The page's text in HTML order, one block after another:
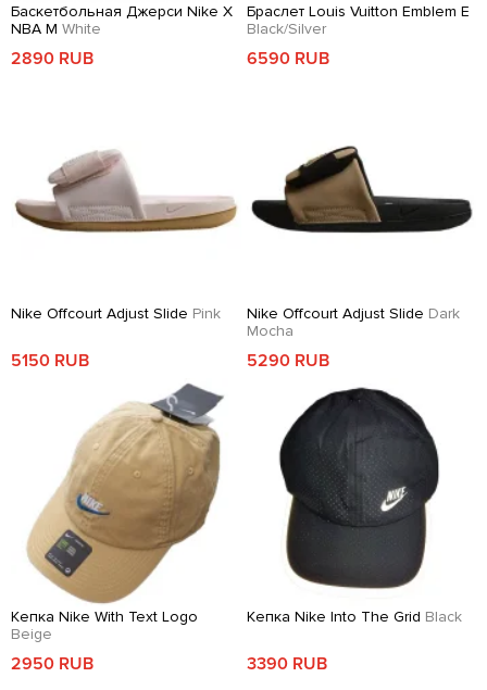
Баскетбольная Джерси Nike X
NBA M White
2890 RUB
Браслет Louis Vuitton Emblem E
Black/Silver
6590 RUB
Nike Offcourt Adjust Slide Pink
5150 RUB
Nike Offcourt Adjust Slide Dark
Mocha
5290 RUB
Кепка Nike With Text Logo
Beige
2950 RUB
Кепка Nike Into The Grid Black
3390 RUB